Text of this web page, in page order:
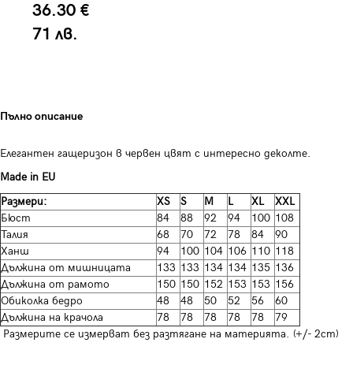
36.30 €
71 лв.
Пълно описание
Елегантен гащеризон в червен цвят с интересно деколте.
Made in EU
Размери:
XS S M L XL
XXL
Бюст
84 88 92 94 100 108
Талия
68 70 72 78 84
90
Ханш
94 100 104 106 110 118
Дължина от мишницата
133 133 134 134 135 136
Дължина от рамото
150 150 152 153 153 156
Обиколка бедро
48 48 50 52 56
60
Дължина на крачола
78 78 78 78 78
79
Размерите се измерват без разтягане на материята. (+/- 2cm)